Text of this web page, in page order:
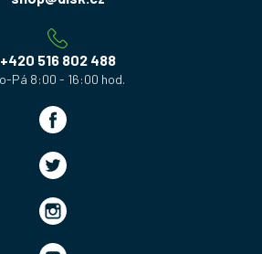
+420 516 802 488